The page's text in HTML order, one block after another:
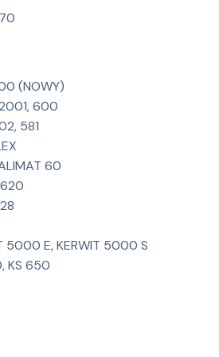
(NOWY)
600
581
60
5000 E, KERWIT 5000 S
KS 650